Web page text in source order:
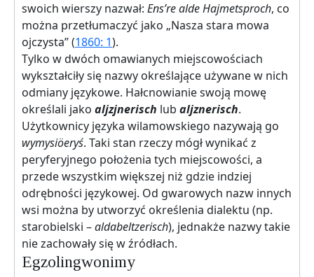
swoich wierszy nazwał: Ens’re alde Hajmetsproch, co
można przetłumaczyć jako „Nasza stara mowa
ojczysta” (1860: 1).
Tylko w dwóch omawianych miejscowościach
wykształciły się nazwy określające używane w nich
odmiany językowe. Hałcnowianie swoją mowę
określali jako aljzjnerisch lub aljznerisch.
Użytkownicy języka wilamowskiego nazywają go
wymysiöeryś. Taki stan rzeczy mógł wynikać z
peryferyjnego położenia tych miejscowości, a
przede wszystkim większej niż gdzie indziej
odrębności językowej. Od gwarowych nazw innych
wsi można by utworzyć określenia dialektu (np.
starobielski –aldabeltzerisch), jednakże nazwy takie
nie zachowały się w źródłach.
Egzolingwonimy